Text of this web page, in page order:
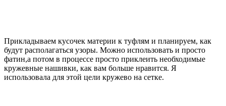
Прикладываем кусочек материи к туфлям и планируем, как
будут располагаться узоры. Можно использовать и просто
фатин,а потом в процессе просто приклеить необходимые
кружевные нашивки, как вам больше нравится. Я
использовала для этой цели кружево на сетке.